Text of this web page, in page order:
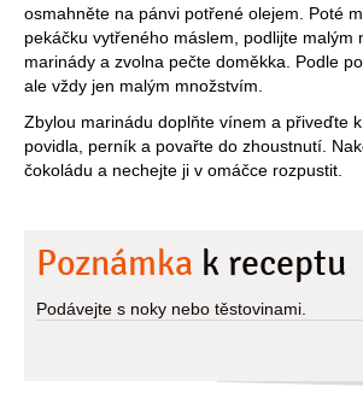
osmahněte na pánvi potřené olejem. Poté
pekáčku vytřeného máslem, podlijte malým
marinády a zvolna pečte doměkka. Podle
ale vždy jen malým množstvím.
Zbylou marinádu doplňte vínem a přiveďte
povidla, perník a povařte do zhoustnutí.
čokoládu a nechejte ji v omáčce rozpustit.
Poznámka k receptu
Podávejte s noky nebo těstovinami.